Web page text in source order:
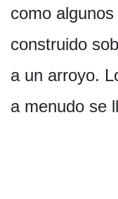
como
construido
a un arroyo.
a menudo se